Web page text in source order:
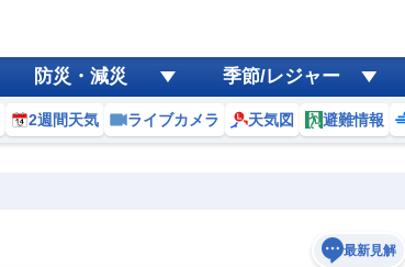
防災・減災 季節/レジャー
2週間天気 ライブカメラ 天気図 避難情報
最新見解